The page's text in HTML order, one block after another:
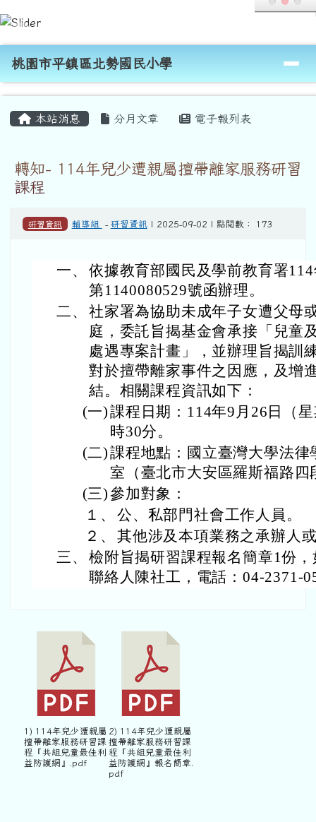
跳至主內容區
桃園市平鎮區北勢國民小學
導覽列
桃園市平鎮區北勢國民小學
本站消息 分月文章 電子報列表
轉知- 114年兒少遭親屬擅帶離家服務研習
課程
研習資訊 輔導組 - 研習資訊| 2025-09-02 | 點閱數： 173
一、 依據教育部國民及學前教育署
第1140080529號函辦理。
二、 社家署為協助未成年子女遭父母
庭，委託旨揭基金會承接「兒童
處遇專案計畫」，並辦理旨揭訓
對於擅帶離家事件之因應，及增
結。相關課程資訊如下：
(一)課程日期：114年9月26日（
時30分。
(二)課程地點：國立臺灣大學法
室（臺北市大安區羅斯福路四
(三)參加對象：
１、 公、私部門社會工作人員。
２、 其他涉及本項業務之承辦人
三、 檢附旨揭研習課程報名簡章1份
聯絡人陳社工，電話：04-2371-
1) 114年兒少遭親屬
擅帶離家服務研習課
程『共組兒童最佳利
益防護網』.pdf
2) 114年兒少遭親屬
擅帶離家服務研習課
程『共組兒童最佳利
益防護網』報名簡章.
pdf